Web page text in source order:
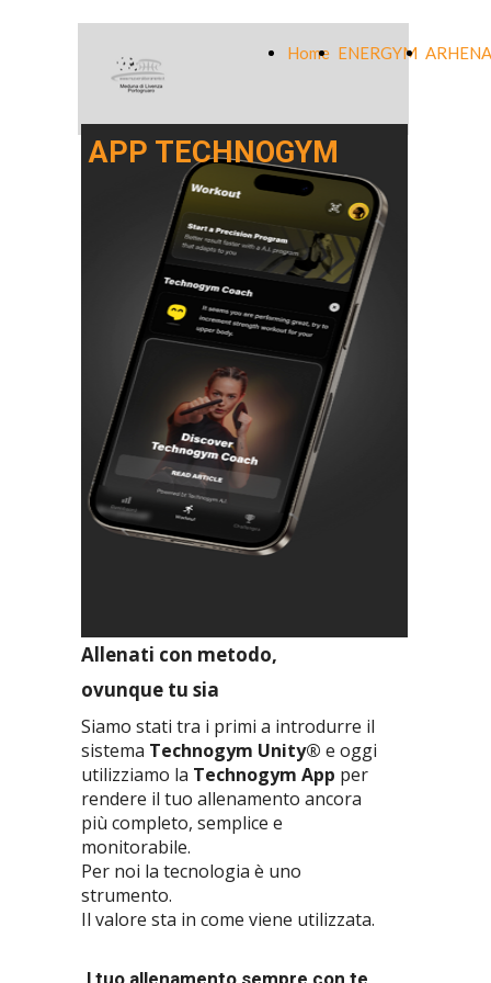
Home ENERGYM
APP TECHNOGYM
Allenati con metodo,
ovunque tu sia
Siamo stati tra i primi a introdurre il
sistema Technogym Unity® e oggi
utilizziamo la Technogym App per
rendere il tuo allenamento ancora
più completo, semplice e
monitorabile.
Per noi la tecnologia è uno
strumento.
Il valore sta in come viene utilizzata.
l tuo allenamento sempre con te